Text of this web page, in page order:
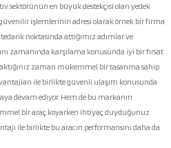
sektörünün en büyük destekçisi olan yedek
işlemlerinin adresi olarak örnek bir firma
noktasında attığımız adımlar ve
zamanında karşılama konusunda iyi bir fırsat
zaman mükemmel bir tasarıma sahip
ile birlikte güvenli ulaşım konusunda
devam ediyor. Hem de bu markanın
bir araç koyarken ihtiyaç duyduğunuz
ile birlikte bu aracın performansını daha da